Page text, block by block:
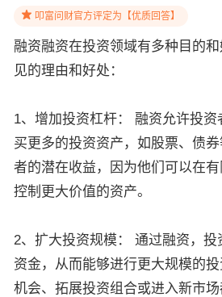
叩富问财官方评定为【优质回答】
融资融资在投资领域有多种目的
见的理由和好处：
1、增加投资杠杆： 融资允许投
买更多的投资资产，如股票、债
者的潜在收益，因为他们可以在
控制更大价值的资产。
2、扩大投资规模： 通过融资，
资金，从而能够进行更大规模的
机会、拓展投资组合或进入新市场